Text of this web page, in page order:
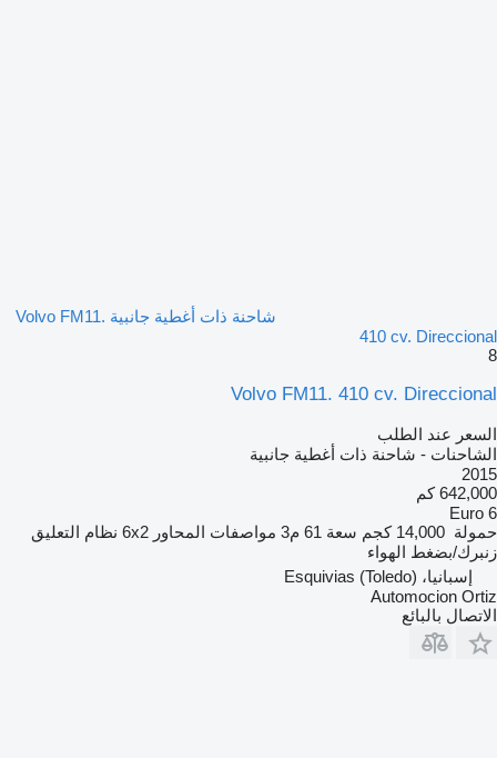
شاحنة ذات أغطية جانبية Volvo FM11.
410 cv. Direccional
8
Volvo FM11. 410 cv. Direccional
السعر عند الطلب
الشاحنات - شاحنة ذات أغطية جانبية
2015
642,000 كم
Euro 6
حمولة 14,000 كجم سعة 61 م3 مواصفات المحاور 6x2 نظام التعليق
زنبرك/بضغط الهواء
إسبانيا، Esquivias (Toledo)
Automocion Ortiz
الاتصال بالبائع